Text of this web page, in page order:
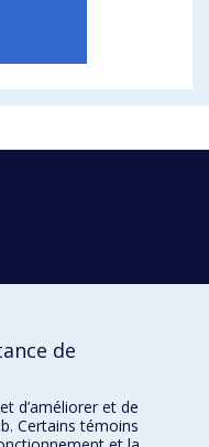
de
d’améliorer et de
Certains témoins